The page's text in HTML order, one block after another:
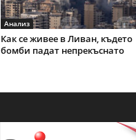
Анализ
Как се живее в Ливан, където
бомби падат непрекъснато